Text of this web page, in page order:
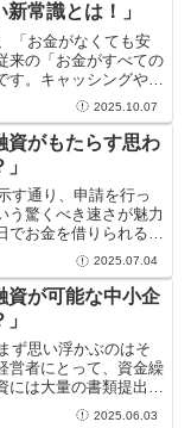
常識とは！」
「お金がなくても安
来の「お金がすべての
。キャッシングやロ
、より多く...2025.10.07
資がもたらす思わ
す通り、申請を行っ
う驚くべき速さが魅力
でお金を借りられるこ
たとえば、...2025.07.04
資が可能な中小企
ず思い浮かぶのはそ
営者にとって、資金繰
には大量の書類提出や
ールを覆し...2025.06.03